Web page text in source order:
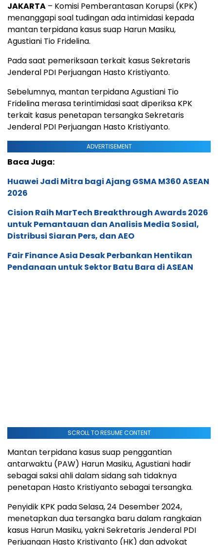
JAKARTA – Komisi Pemberantasan Korupsi (KPK)
menanggapi soal tudingan ada intimidasi kepada
mantan terpidana kasus suap Harun Masiku,
Agustiani Tio Fridelina.
Pada saat pemeriksaan terkait kasus Sekretaris
Jenderal PDI Perjuangan Hasto Kristiyanto.
Sebelumnya, mantan terpidana Agustiani Tio
Fridelina merasa terintimidasi saat diperiksa KPK
terkait kasus penetapan tersangka Sekretaris
Jenderal PDI Perjuangan Hasto Kristiyanto.
ADVERTISEMENT
Baca Juga:
Huawei Jadi Mitra bagi Ajang GSMA M360 ASEAN
2026
Cision Raih MarTech Breakthrough Awards 2026
untuk Pemantauan dan Analisis Media Sosial,
Distribusi Siaran Pers, dan AEO
Fair Finance Asia Desak Perbankan Hentikan
Pendanaan untuk Sektor Batu Bara di ASEAN
SCROLL TO RESUME CONTENT
Mantan terpidana kasus suap penggantian
antarwaktu (PAW) Harun Masiku, Agustiani hadir
sebagai saksi ahli dalam sidang sah tidaknya
penetapan Hasto Kristiyanto sebagai tersangka.
Penyidik KPK pada Selasa, 24 Desember 2024,
menetapkan dua tersangka baru dalam rangkaian
kasus Harun Masiku, yakni Sekretaris Jenderal PDI
Perjuangan Hasto Kristiyanto (HK) dan advokat